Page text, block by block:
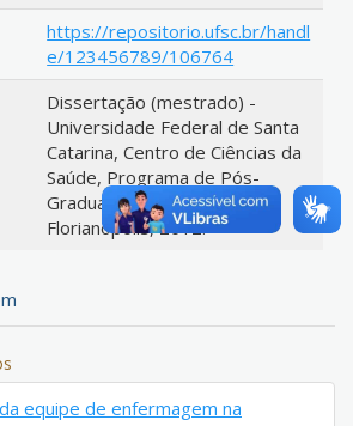
https://repositorio.ufsc.br/handl
e/123456789/106764
Dissertação (mestrado) -
Universidade Federal de Santa
Catarina, Centro de Ciências da
Saúde, Programa de Pós-
Graduação em Enfermagem,
Florianópolis, 2012.
equipe de enfermagem na